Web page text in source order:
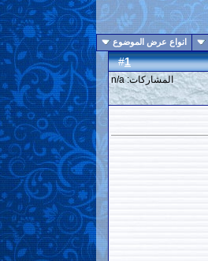
انواع عرض الموضوع
#
1
المشاركات: n/a